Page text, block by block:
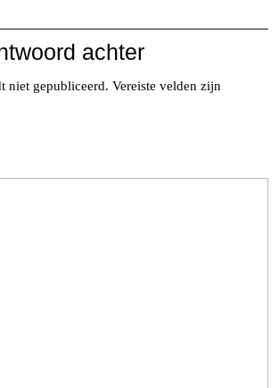
achter
niet gepubliceerd. Vereiste velden zijn